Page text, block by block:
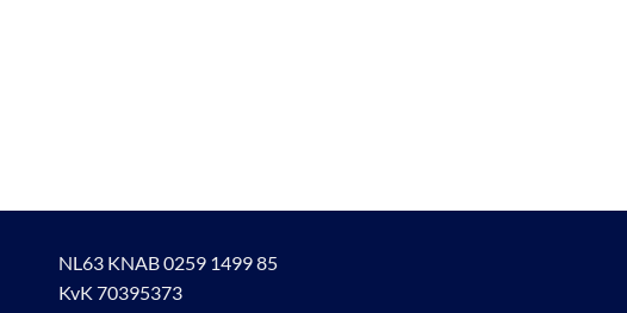
NL63 KNAB 0259 1499 85
KvK 70395373